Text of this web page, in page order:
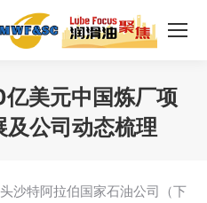
美元中国炼厂项
及公司动态梳理
沙特阿拉伯国家石油公司（下